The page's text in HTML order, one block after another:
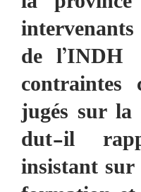
de
jugés sur la
dut-il
insistant